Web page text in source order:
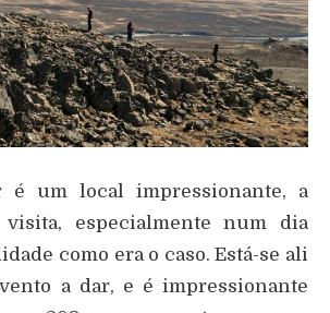
é um local impressionante, a
especialmente num dia
como era o caso. Está-se ali
a dar, e é impressionante